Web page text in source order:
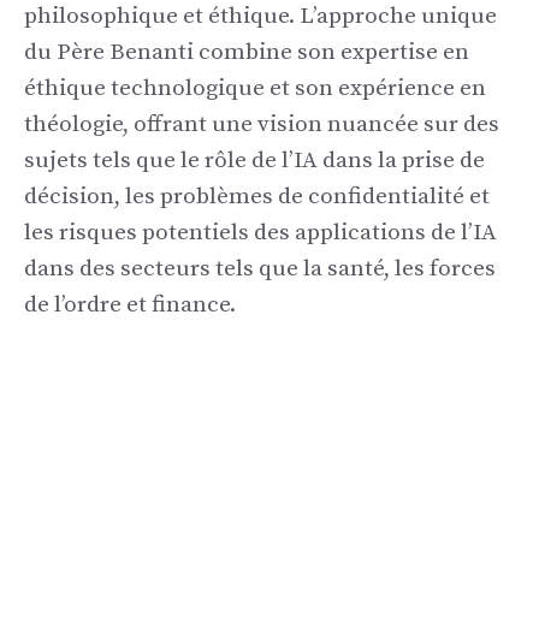
philosophique et éthique. L’approche unique
du Père Benanti combine son expertise en
éthique technologique et son expérience en
théologie, offrant une vision nuancée sur des
sujets tels que le rôle de l’IA dans la prise de
décision, les problèmes de confidentialité et
les risques potentiels des applications de l’IA
dans des secteurs tels que la santé, les forces
de l’ordre et finance.